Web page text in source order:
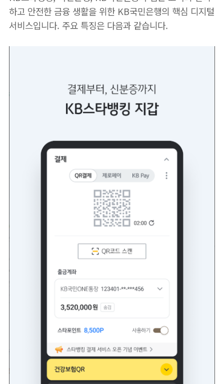
하고 안전한 금융 생활을 위한 KB국민은행의 핵심 디지털
서비스입니다. 주요 특징은 다음과 같습니다.